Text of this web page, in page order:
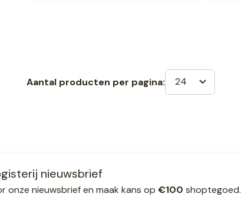
Aantal producten per pagina: 24
nieuwsbrief
onze nieuwsbrief en maak kans op €100 shoptegoed.